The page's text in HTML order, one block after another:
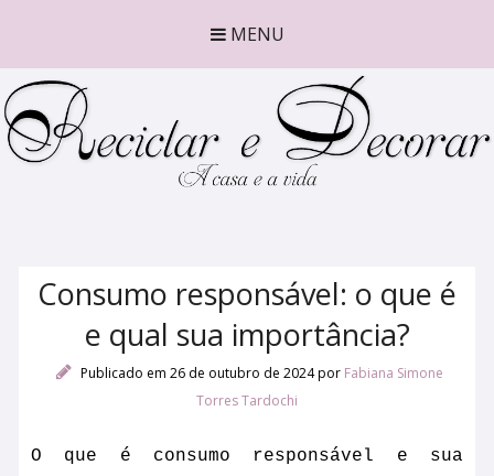
MENU
Consumo responsável: o que é
e qual sua importância?
Publicado em 26 de outubro de 2024por Fabiana Simone
Torres Tardochi
O que é consumo responsável e sua